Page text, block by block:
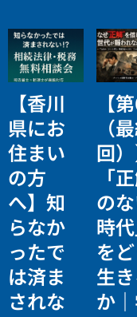
【香川
県にお
住まい
の方
へ】知
らなか
ったで
は済ま
されな
【
（
回）
「
の
時代
を
生
か